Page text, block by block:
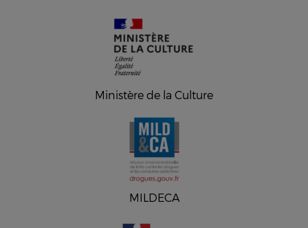
Ministère de la Culture
MILDECA